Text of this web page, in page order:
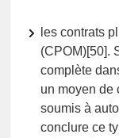
les contrats
(CPOM)[50].
complète
un moyen de
soumis à
conclure ce